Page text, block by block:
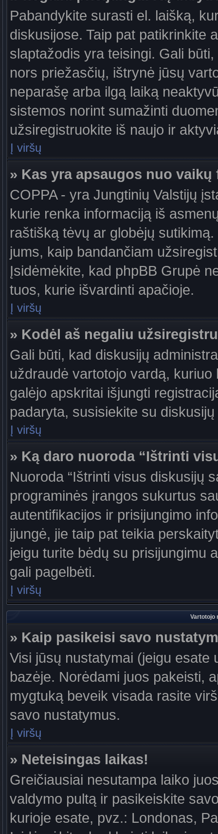
Pabandykite surasti el. laišką,
diskusijose. Taip pat patikrinkite
slaptažodis yra teisingi. Gali
nors priežasčių, ištrynė jūsų
neparašę arba ilgą laiką
sistemos norint sumažinti
užsiregistruokite iš naujo ir
Į viršų
» Kas yra apsaugos nuo vaikų
COPPA - yra Jungtinių Valstijų
kurie renka informaciją iš
raštišką tėvų ar globėjų
jums, kaip bandančiam
Įsidėmėkite, kad phpBB Grupė
tuos, kurie išvardinti apačioje.
Į viršų
» Kodėl aš negaliu
Gali būti, kad diskusijų
uždraudė vartotojo vardą,
galėjo apskritai išjungti
padaryta, susisiekite su
Į viršų
» Ką daro nuoroda “Ištrinti
Nuoroda “Ištrinti visus diskusijų
programinės įrangos sukurtus
autentifikacijos ir prisijungimo
įjungė, jie taip pat teikia
jeigu turite bėdų su prisijungimu
gali pagelbėti.
Į viršų
Vartotojo
» Kaip pasikeisi savo
Visi jūsų nustatymai (jeigu
bazėje. Norėdami juos pakeisti,
mygtuką beveik visada rasite
savo nustatymus.
Į viršų
» Neteisingas laikas!
Greičiausiai nesutampa laiko
valdymo pultą ir pasikeiskite
kurioje esate, pvz.: Londonas,